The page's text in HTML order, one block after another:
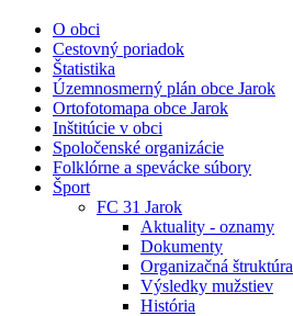
O obci
Cestovný poriadok
Štatistika
Územnosmerný plán obce Jarok
Ortofotomapa obce Jarok
Inštitúcie v obci
Spoločenské organizácie
Folklórne a spevácke súbory
Šport
FC 31 Jarok
Aktuality - oznamy
Dokumenty
Organizačná štruktúra
Výsledky mužstiev
História